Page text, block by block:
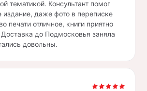
тематикой. Консультант помог
издание, даже фото в переписке
печати отличное, книги приятно
до Подмосковья заняла
довольны.